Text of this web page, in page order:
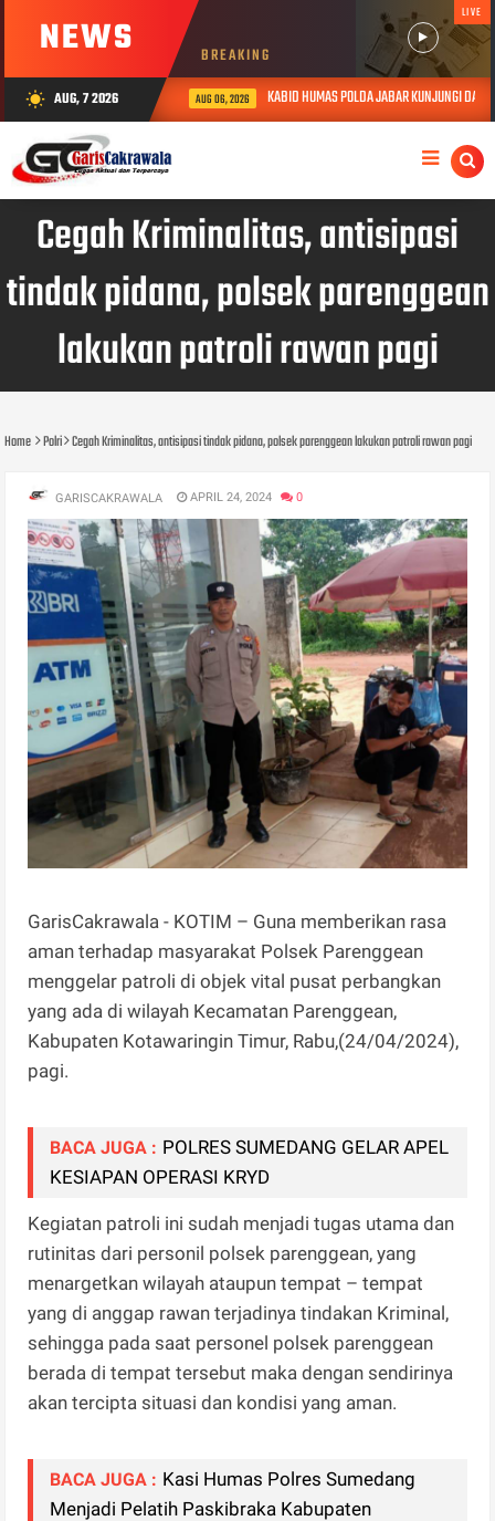
NEWS BREAKING
LIVE
wb_sunny AUG, 7 2026 AUG 06, 2026 KABID HUMAS POLDA JABAR KUNJUNGI DAN
Cegah Kriminalitas, antisipasi
tindak pidana, polsek parenggean
lakukan patroli rawan pagi
Home Polri Cegah Kriminalitas, antisipasi tindak pidana, polsek parenggean lakukan patroli rawan pagi
GARISCAKRAWALA APRIL 24, 2024 0
GarisCakrawala - KOTIM – Guna memberikan rasa
aman terhadap masyarakat Polsek Parenggean
menggelar patroli di objek vital pusat perbangkan
yang ada di wilayah Kecamatan Parenggean,
Kabupaten Kotawaringin Timur, Rabu,(24/04/2024),
pagi.
BACA JUGA : POLRES SUMEDANG GELAR APEL
KESIAPAN OPERASI KRYD
Kegiatan patroli ini sudah menjadi tugas utama dan
rutinitas dari personil polsek parenggean, yang
menargetkan wilayah ataupun tempat – tempat
yang di anggap rawan terjadinya tindakan Kriminal,
sehingga pada saat personel polsek parenggean
berada di tempat tersebut maka dengan sendirinya
akan tercipta situasi dan kondisi yang aman.
BACA JUGA : Kasi Humas Polres Sumedang
Menjadi Pelatih Paskibraka Kabupaten